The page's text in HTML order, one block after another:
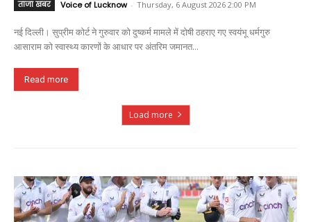
ताजा खबर Voice of Lucknow - Thursday, 6 August 2026 2:00 PM
नई दिल्ली। सुप्रीम कोर्ट ने गुरुवार को दुष्कर्म मामले में दोषी ठहराए गए स्वयंभू धर्मगुरु
आसाराम को स्वास्थ्य कारणों के आधार पर अंतरिम जमानत...
Read more
Load more